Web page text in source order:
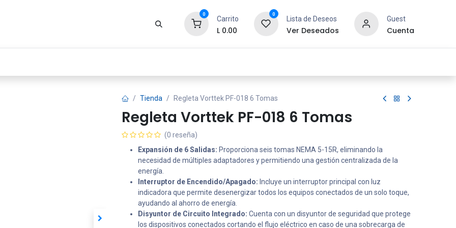
0
Carrito
L 0.00
0
Lista de Deseos
Ver Deseados
Guest
Cuenta
Tienda Regleta Vorttek PF-018 6 Tomas
Regleta Vorttek PF-018 6 Tomas
(0 reseña)
Expansión de 6 Salidas: Proporciona seis tomas NEMA 5-15R, eliminando la
necesidad de múltiples adaptadores y permitiendo una gestión centralizada de la
energía.
Interruptor de Encendido/Apagado: Incluye un interruptor principal con luz
indicadora que permite desenergizar todos los equipos conectados de un solo toque,
ayudando al ahorro de energía.
Disyuntor de Circuito Integrado: Cuenta con un disyuntor de seguridad que protege
los dispositivos conectados cortando el flujo eléctrico en caso de una sobrecarga de